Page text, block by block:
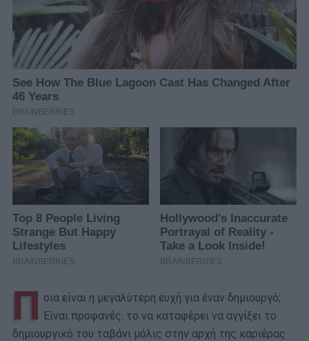
Π οια είναι η μεγαλύτερη ευχή για έναν δημιουργό;
Είναι προφανές: το να καταφέρει να αγγίξει το
δημιουργικό του ταβάνι μόλις στην αρχή της καριέρας